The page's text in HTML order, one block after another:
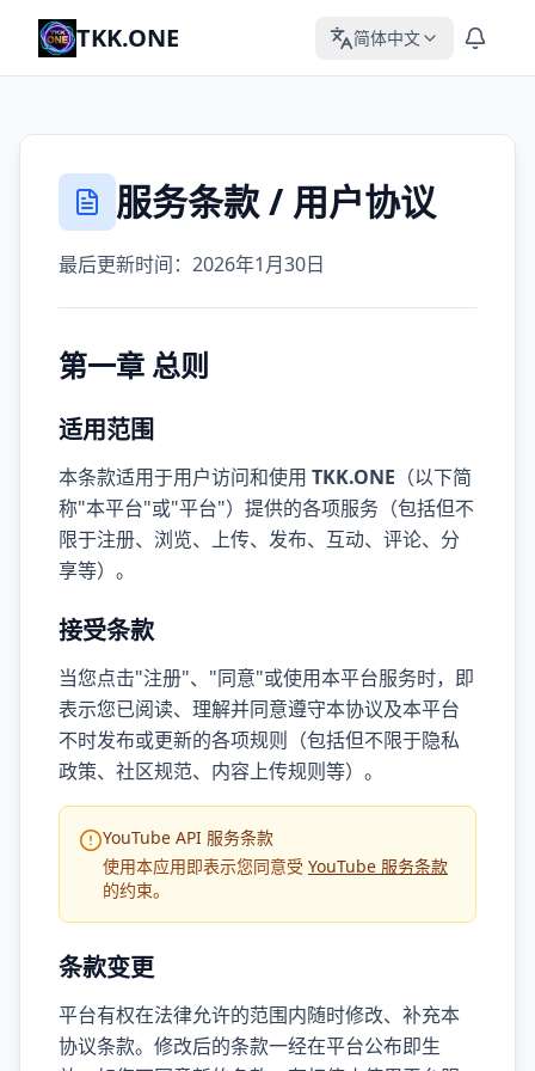
TKK.ONE 简体中文
服务条款 / 用户协议
最后更新时间：2026年1月30日
第一章 总则
适用范围
本条款适用于用户访问和使用 TKK.ONE （以下简
称"本平台"或"平台"）提供的各项服务（包括但不
限于注册、浏览、上传、发布、互动、评论、分
享等）。
接受条款
当您点击"注册"、"同意"或使用本平台服务时，即
表示您已阅读、理解并同意遵守本协议及本平台
不时发布或更新的各项规则（包括但不限于隐私
政策、社区规范、内容上传规则等）。
YouTube API 服务条款
使用本应用即表示您同意受 YouTube 服务条款
的约束。
条款变更
平台有权在法律允许的范围内随时修改、补充本
协议条款。修改后的条款一经在平台公布即生